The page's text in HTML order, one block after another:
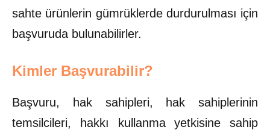
sahte ürünlerin gümrüklerde durdurulması için
başvuruda bulunabilirler.
Kimler Başvurabilir?
Başvuru, hak sahipleri, hak sahiplerinin
temsilcileri, hakkı kullanma yetkisine sahip